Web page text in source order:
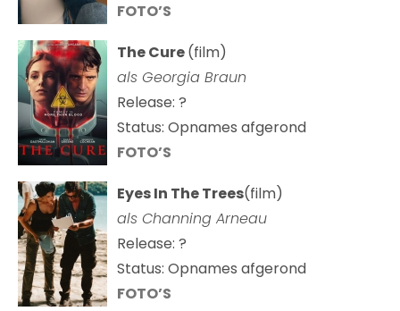
FOTO’S
The Cure(film)
als Georgia Braun
Release: ?
Status: Opnames afgerond
FOTO’S
Eyes In The Trees(film)
als Channing Arneau
Release: ?
Status: Opnames afgerond
FOTO’S